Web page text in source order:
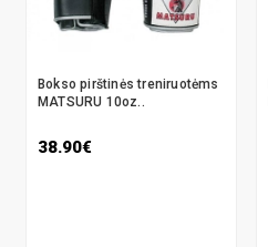
Bokso pirštinės treniruotėms
MATSURU 10oz..
38.90€